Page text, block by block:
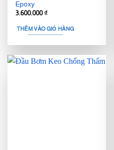
Epoxy
3.600.000₫
THÊM VÀO GIỎ HÀNG